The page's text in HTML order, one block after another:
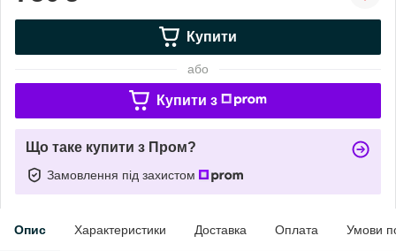
Купити
або
Купити з
Що таке купити з Пром?
Замовлення під захистом
Опис Характеристики Доставка Оплата Умови